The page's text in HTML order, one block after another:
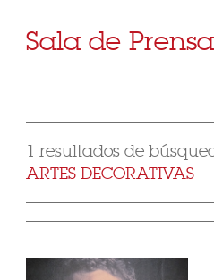
Sala de Prensa
1 resultados de
ARTES DECORATIVAS